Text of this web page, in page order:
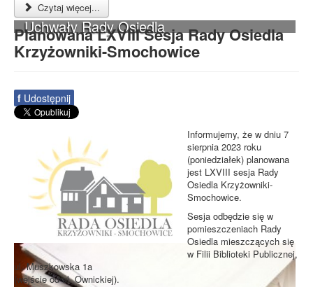
Uchwały Rady Osiedla
Czytaj więcej...
Planowana LXVIII Sesja Rady Osiedla
Krzyżowniki-Smochowice
f Udostępnij
Informujemy, że w dniu 7
sierpnia 2023 roku
(poniedziałek) planowana
jest LXVIII sesja Rady
Osiedla Krzyżowniki-
Smochowice.
Sesja odbędzie się w
pomieszczeniach Rady
Osiedla mieszczących się
w Filii Biblioteki Publicznej,
ul. Muszkowska 1a
(wejście od ul. Ownickiej).